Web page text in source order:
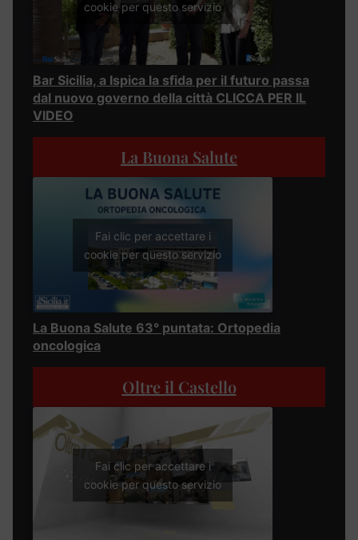
cookie per questo servizio
Bar Sicilia, a Ispica la sfida per il futuro passa
dal nuovo governo della città CLICCA PER IL
VIDEO
La Buona Salute
Fai clic per accettare i
cookie per questo servizio
La Buona Salute 63° puntata: Ortopedia
oncologica
Oltre il Castello
Fai clic per accettare i
cookie per questo servizio